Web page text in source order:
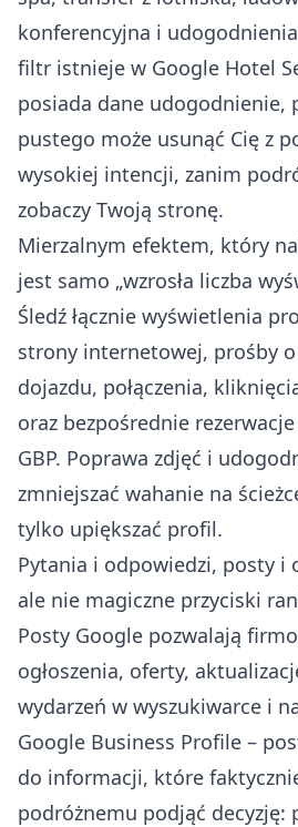
konferencyjna i
filtr istnieje w Google Hotel
posiada dane udogodnienie,
pustego może usunąć Cię z
wysokiej intencji, zanim
zobaczy Twoją stronę.
Mierzalnym efektem, który
jest samo „wzrosła liczba
Śledź łącznie wyświetlenia
strony internetowej, prośby
dojazdu, połączenia,
oraz bezpośrednie
GBP. Poprawa zdjęć i
zmniejszać wahanie na
tylko upiększać profil.
Pytania i odpowiedzi, posty i
ale nie magiczne przyciski
Posty Google pozwalają
ogłoszenia, oferty,
wydarzeń w wyszukiwarce i
Google Business Profile –
do informacji, które
podróżnemu podjąć decyzję: